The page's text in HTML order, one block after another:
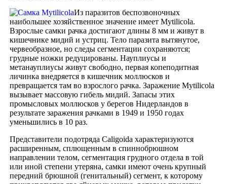
Из паразитов беспозвоночных
наибольшее хозяйственное значение имеет Mytilicola.
Взрослые самки рачка достигают длины 8 мм и живут в
кишечнике мидий и устриц. Тело паразита вытянутое,
червеобразное, но следы сегментации сохраняются;
грудные ножки редуцированы. Науплиусы и
метанауплиусы живут свободно, первая копеподитная
личинка внедряется в кишечник моллюсков и
превращается там во взрослого рачка. Заражение Mytilicola
вызывает массовую гибель мидий. Запасы этих
промысловых моллюсков у берегов Нидерландов в
результате заражения рачками в 1949 и 1950 годах
уменьшились в 10 раз.
Представители подотряда Caligoida характеризуются
расширенным, сплющенным в спиннобрюшном
направлении телом, сегментация грудного отдела в той
или иной степени утеряна, самки имеют очень крупный
передний брюшной (генитальный) сегмент, к которому